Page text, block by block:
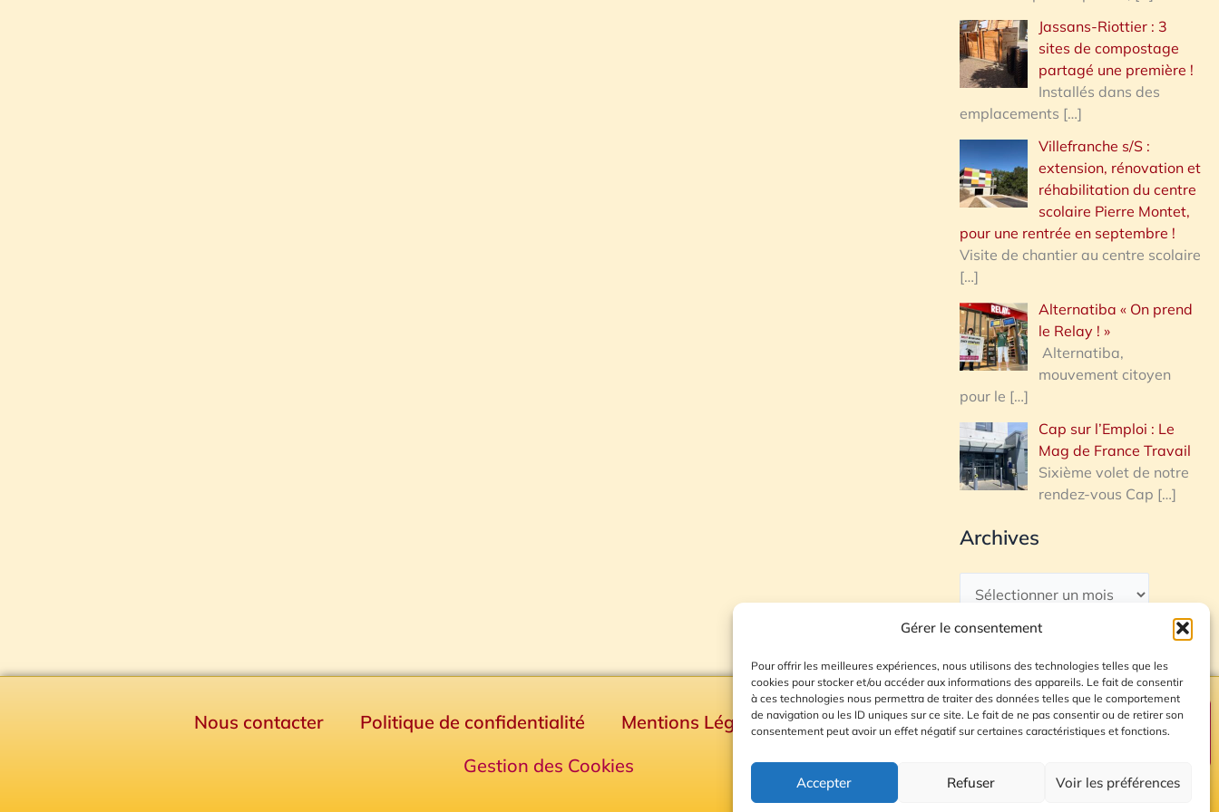
Gérer le consentement
Pour offrir les meilleures expériences, nous utilisons des technologies telles que les
cookies pour stocker et/ou accéder aux informations des appareils. Le fait de consentir
à ces technologies nous permettra de traiter des données telles que le comportement
de navigation ou les ID uniques sur ce site. Le fait de ne pas consentir ou de retirer son
consentement peut avoir un effet négatif sur certaines caractéristiques et fonctions.
Accepter Refuser Voir les préférences
Jassans-Riottier : 3
sites de compostage
partagé une première !
Installés dans des
emplacements […]
Villefranche s/S :
extension, rénovation et
réhabilitation du centre
scolaire Pierre Montet,
pour une rentrée en septembre !
Visite de chantier au centre scolaire
[…]
Alternatiba « On prend
le Relay ! »
Alternatiba,
mouvement citoyen
pour le […]
Cap sur l’Emploi : Le
Mag de France Travail
Sixième volet de notre
rendez-vous Cap […]
Archives
Nous contacter Politique de confidentialité Mentions Légales
Plan du site
Gestion des Cookies